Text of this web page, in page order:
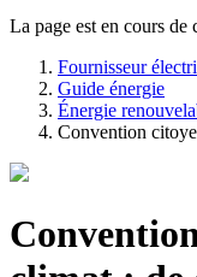
La page est en cours de
Fournisseur
Guide énergie
Énergie
Convention